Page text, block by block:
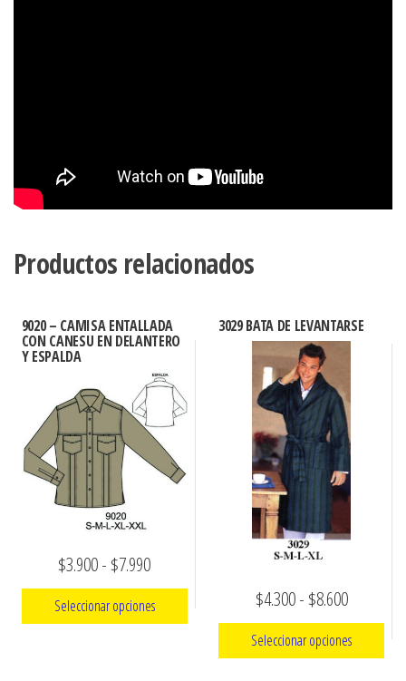
Productos relacionados
9020 – CAMISA ENTALLADA
CON CANESU EN DELANTERO
Y ESPALDA
$3.900- $7.990Rango
de
precios:
Seleccionar opciones
3029 BATA DE LEVANTARSE
$4.300- $8.600Rango
de
precios:
Seleccionar opciones